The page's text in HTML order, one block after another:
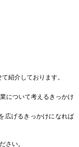
紹介しております。
について考えるきっかけ
広げるきっかけになれば
さい。